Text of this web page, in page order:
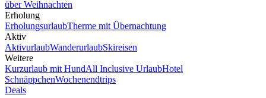
über Weihnachten
Erholung
ErholungsurlaubTherme mit Übernachtung
Aktiv
AktivurlaubWanderurlaubSkireisen
Weitere
Kurzurlaub mit HundAll Inclusive UrlaubHotel
SchnäppchenWochenendtrips
Deals